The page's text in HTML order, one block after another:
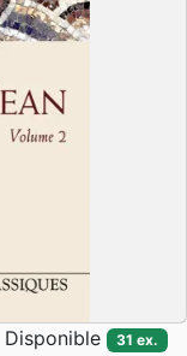
Disponible 31 ex.